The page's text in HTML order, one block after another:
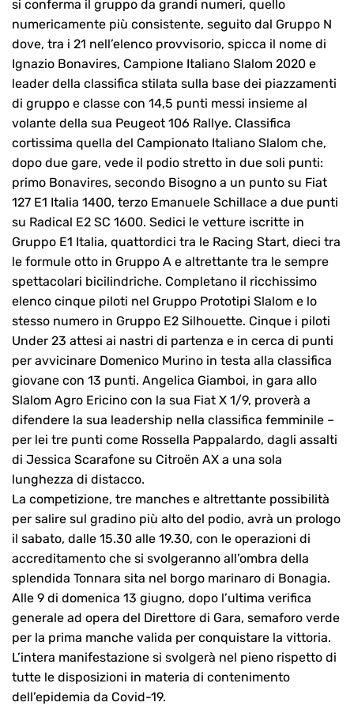
si conferma il gruppo da grandi numeri, quello
numericamente più consistente, seguito dal Gruppo N
dove, tra i 21 nell’elenco provvisorio, spicca il nome di
Ignazio Bonavires, Campione Italiano Slalom 2020 e
leader della classifica stilata sulla base dei piazzamenti
di gruppo e classe con 14,5 punti messi insieme al
volante della sua Peugeot 106 Rallye. Classifica
cortissima quella del Campionato Italiano Slalom che,
dopo due gare, vede il podio stretto in due soli punti:
primo Bonavires, secondo Bisogno a un punto su Fiat
127 E1 Italia 1400, terzo Emanuele Schillace a due punti
su Radical E2 SC 1600. Sedici le vetture iscritte in
Gruppo E1 Italia, quattordici tra le Racing Start, dieci tra
le formule otto in Gruppo A e altrettante tra le sempre
spettacolari bicilindriche. Completano il ricchissimo
elenco cinque piloti nel Gruppo Prototipi Slalom e lo
stesso numero in Gruppo E2 Silhouette. Cinque i piloti
Under 23 attesi ai nastri di partenza e in cerca di punti
per avvicinare Domenico Murino in testa alla classifica
giovane con 13 punti. Angelica Giamboi, in gara allo
Slalom Agro Ericino con la sua Fiat X 1/9, proverà a
difendere la sua leadership nella classifica femminile –
per lei tre punti come Rossella Pappalardo, dagli assalti
di Jessica Scarafone su Citroën AX a una sola
lunghezza di distacco.
La competizione, tre manches e altrettante possibilità
per salire sul gradino più alto del podio, avrà un prologo
il sabato, dalle 15.30 alle 19.30, con le operazioni di
accreditamento che si svolgeranno all’ombra della
splendida Tonnara sita nel borgo marinaro di Bonagia.
Alle 9 di domenica 13 giugno, dopo l’ultima verifica
generale ad opera del Direttore di Gara, semaforo verde
per la prima manche valida per conquistare la vittoria.
L’intera manifestazione si svolgerà nel pieno rispetto di
tutte le disposizioni in materia di contenimento
dell’epidemia da Covid-19.